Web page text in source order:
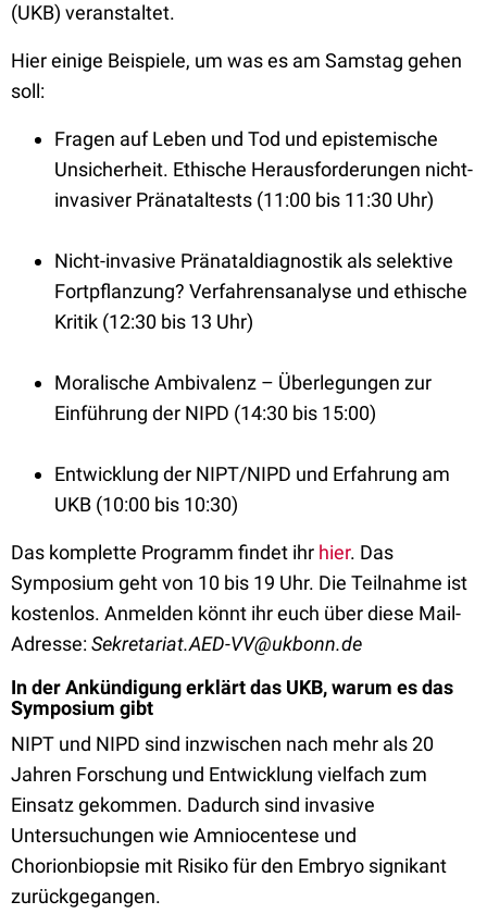
(UKB) veranstaltet.
Hier einige Beispiele, um was es am Samstag gehen
soll:
Fragen auf Leben und Tod und epistemische
Unsicherheit. Ethische Herausforderungen nicht-
invasiver Pränataltests (11:00 bis 11:30 Uhr)
Nicht-invasive Pränataldiagnostik als selektive
Fortpflanzung? Verfahrensanalyse und ethische
Kritik (12:30 bis 13 Uhr)
Moralische Ambivalenz – Überlegungen zur
Einführung der NIPD (14:30 bis 15:00)
Entwicklung der NIPT/NIPD und Erfahrung am
UKB (10:00 bis 10:30)
Das komplette Programm findet ihr hier. Das
Symposium geht von 10 bis 19 Uhr. Die Teilnahme ist
kostenlos. Anmelden könnt ihr euch über diese Mail-
Adresse:Sekretariat.AED-VV@ukbonn.de
In der Ankündigung erklärt das UKB, warum es das
Symposium gibt
NIPT und NIPD sind inzwischen nach mehr als 20
Jahren Forschung und Entwicklung vielfach zum
Einsatz gekommen. Dadurch sind invasive
Untersuchungen wie Amniocentese und
Chorionbiopsie mit Risiko für den Embryo signikant
zurückgegangen.